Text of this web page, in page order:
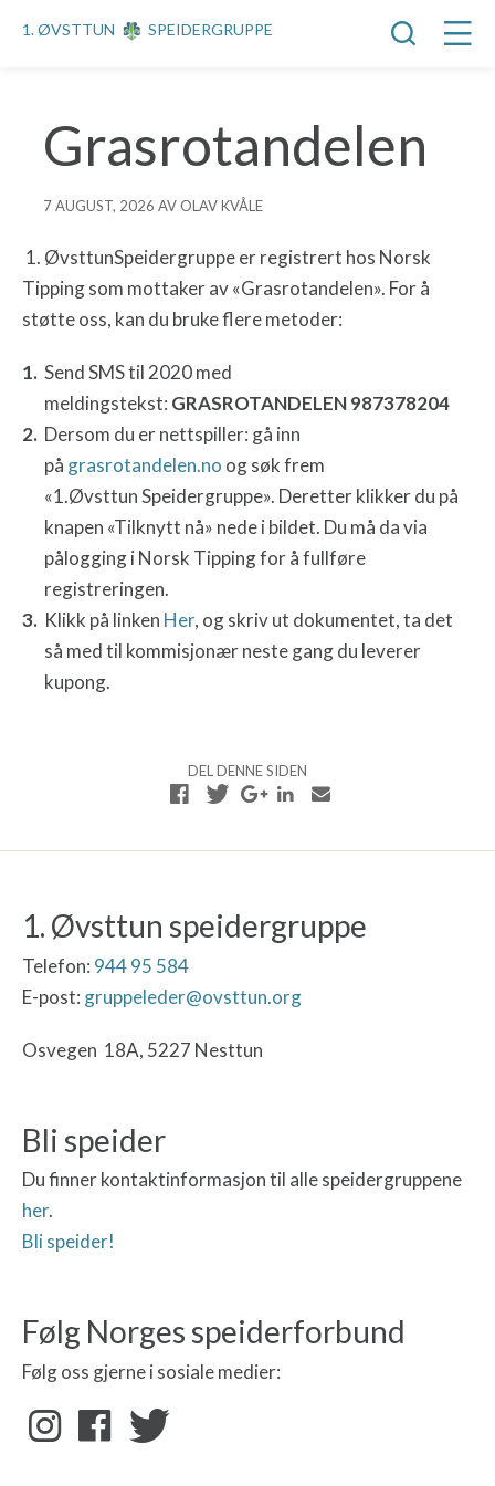
1. ØVSTTUN SPEIDERGRUPPE
Grasrotandelen
7 AUGUST, 2026 AV OLAV KVÅLE
1. ØvsttunSpeidergruppe er registrert hos Norsk
Tipping som mottaker av «Grasrotandelen». For å
støtte oss, kan du bruke flere metoder:
Send SMS til 2020 med
meldingstekst: GRASROTANDELEN987378204
Dersom du ernettspiller: gå inn
på grasrotandelen.no og søk frem
«1.ØvsttunSpeidergruppe». Deretter klikker du på
knapen «Tilknytt nå» nede i bildet. Du må da via
pålogging i Norsk Tipping for å fullføre
registreringen.
Klikk på linken Her, og skriv ut dokumentet, ta det
så med til kommisjonær neste gang du leverer
kupong.
DEL DENNE SIDEN
1. Øvsttun speidergruppe
Telefon: 944 95 584
E-post: gruppeleder@ovsttun.org
Osvegen 18A, 5227 Nesttun
Bli speider
Du finner kontaktinformasjon til alle speidergruppene
her.
Bli speider!
Følg Norges speiderforbund
Følg oss gjerne i sosiale medier: